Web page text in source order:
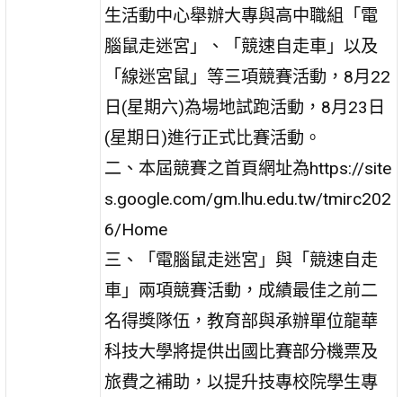
生活動中心舉辦大專與高中職組「電
腦鼠走迷宮」、「競速自走車」以及
「線迷宮鼠」等三項競賽活動，8月22
日(星期六)為場地試跑活動，8月23日
(星期日)進行正式比賽活動。
二、本屆競賽之首頁網址為https://site
s.google.com/gm.lhu.edu.tw/tmirc202
6/Home
三、「電腦鼠走迷宮」與「競速自走
車」兩項競賽活動，成績最佳之前二
名得獎隊伍，教育部與承辦單位龍華
科技大學將提供出國比賽部分機票及
旅費之補助，以提升技專校院學生專